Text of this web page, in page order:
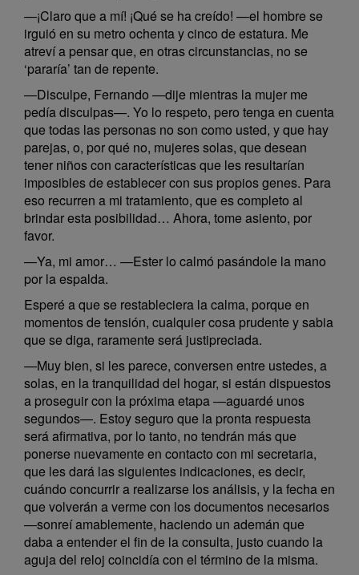
—¡Claro que a mí! ¡Qué se ha creído! —el hombre se
irguió en su metro ochenta y cinco de estatura. Me
atreví a pensar que, en otras circunstancias, no se
‘pararía’ tan de repente.
—Disculpe, Fernando —dije mientras la mujer me
pedía disculpas—. Yo lo respeto, pero tenga en cuenta
que todas las personas no son como usted, y que hay
parejas, o, por qué no, mujeres solas, que desean
tener niños con características que les resultarían
imposibles de establecer con sus propios genes. Para
eso recurren a mi tratamiento, que es completo al
brindar esta posibilidad… Ahora, tome asiento, por
favor.
—Ya, mi amor… —Ester lo calmó pasándole la mano
por la espalda.
Esperé a que se restableciera la calma, porque en
momentos de tensión, cualquier cosa prudente y sabia
que se diga, raramente será justipreciada.
—Muy bien, si les parece, conversen entre ustedes, a
solas, en la tranquilidad del hogar, si están dispuestos
a proseguir con la próxima etapa —aguardé unos
segundos—. Estoy seguro que la pronta respuesta
será afirmativa, por lo tanto, no tendrán más que
ponerse nuevamente en contacto con mi secretaria,
que les dará las siguientes indicaciones, es decir,
cuándo concurrir a realizarse los análisis, y la fecha en
que volverán a verme con los documentos necesarios
—sonreí amablemente, haciendo un ademán que
daba a entender el fin de la consulta, justo cuando la
aguja del reloj coincidía con el término de la misma.